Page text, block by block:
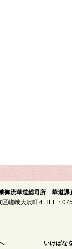
御流華道総司所 華道課
嵯峨大沢町４ TEL：
いけばな